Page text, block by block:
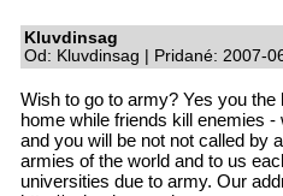
Kluvdinsag
Od: Kluvdinsag | Pridané: 2007-
Wish to go to army? Yes you
home while friends kill enemies
and you will be not not called by
armies of the world and to us
universities due to army. Our